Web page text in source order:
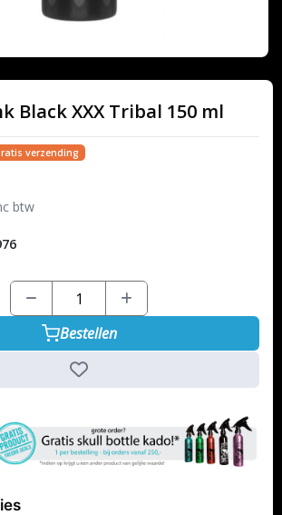
Black XXX Tribal 150 ml
verzending
btw
Bestellen